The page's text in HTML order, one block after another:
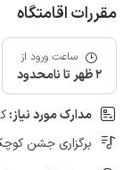
مقررات اقامتگاه
ساعت ورود از
2 ظهر تا نامحدود
مدارک مورد نیاز:
برگزاری جشن